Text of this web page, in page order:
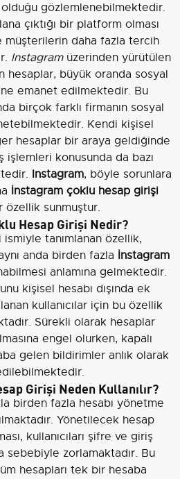
gözlemlenebilmektedir.
çıktığı bir platform olması
müşterilerin daha fazla tercih
Instagramüzerinden yürütülen
hesaplar, büyük oranda sosyal
emanet edilmektedir. Bu
birçok farklı firmanın sosyal
Kendi kişisel
hesaplar bir araya geldiğinde
konusunda da bazı
Instagram, böyle sorunlara
İnstagram çoklu hesap girişi
özellik sunmuştur.
Hesap Girişi Nedir?
tanımlanan özellik,
anda birden fazla İnstagram
anlamına gelmektedir.
kişisel hesabı dışında ek
kullanıcılar için bu özellik
Sürekli olarak hesaplar
engel olurken, kapalı
gelen bildirimler anlık olarak
Girişi Neden Kullanılır?
birden fazla hesabı yönetme
Yönetilecek hesap
kullanıcıları şifre ve giriş
sebebiyle zorlamaktadır. Bu
hesapları tek bir hesaba